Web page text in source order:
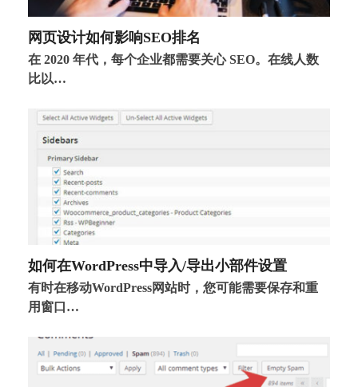
网页设计如何影响SEO排名
在 2020 年代，每个企业都需要关心 SEO。在线人数
比以…
如何在WordPress中导入/导出小部件设置
有时在移动WordPress网站时，您可能需要保存和重
用窗口…